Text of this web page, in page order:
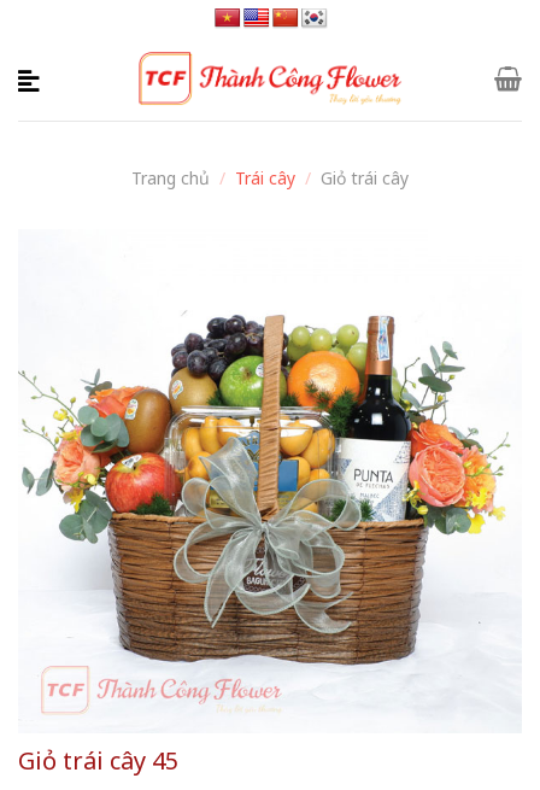
content
Trang chủ / Trái cây / Giỏ trái cây
Giỏ trái cây 45